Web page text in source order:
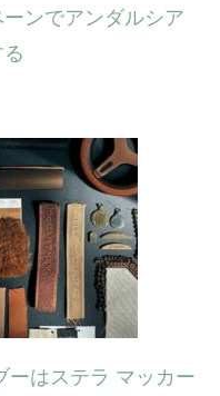
ンでアンダルシア
ーはステラ マッカー